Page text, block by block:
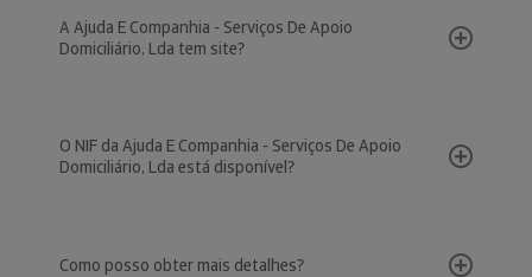
A Ajuda E Companhia - Serviços De Apoio
Domiciliário, Lda tem site?
O NIF da Ajuda E Companhia - Serviços De Apoio
Domiciliário, Lda está disponível?
Como posso obter mais detalhes?